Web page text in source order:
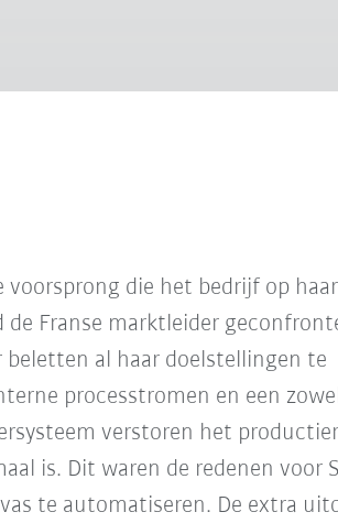
voorsprong die het bedrijf op haar
Franse marktleider
beletten al haar doelstellingen te
processtromen en een
verstoren het
is. Dit waren de redenen voor
te automatiseren. De extra